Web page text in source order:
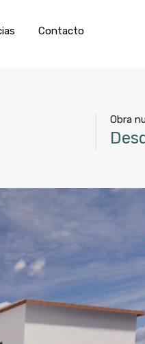
Invertir
Contacto
Obra